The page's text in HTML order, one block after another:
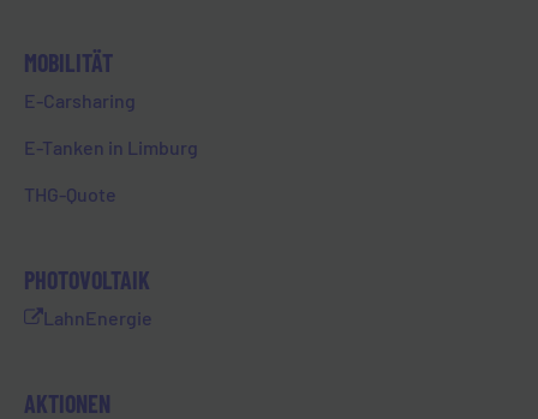
MOBILITÄT
E-Carsharing
E-Tanken in Limburg
THG-Quote
PHOTOVOLTAIK
LahnEnergie
AKTIONEN
unseren Alltag.
Umso mehr ist es nun an der Zeit zu
Und was hilft uns dabei mehr als die
Traditionen wie das Plätzchen backen, den
Getränke und als Highlight die
Es ist die Zeit der Rituale, nicht nur im